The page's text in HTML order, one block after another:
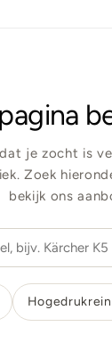
je zocht is
Zoek
bekijk ons